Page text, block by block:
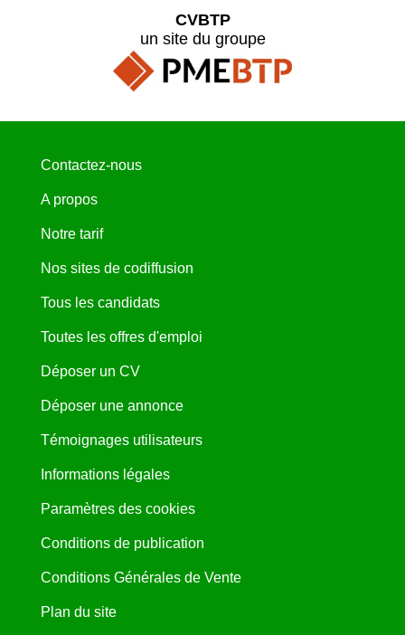
CVBTP
un site du groupe
Contactez-nous
A propos
Notre tarif
Nos sites de codiffusion
Tous les candidats
Toutes les offres d'emploi
Déposer un CV
Déposer une annonce
Témoignages utilisateurs
Informations légales
Paramètres des cookies
Conditions de publication
Conditions Générales de Vente
Plan du site